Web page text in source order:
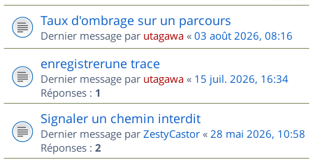
Taux d'ombrage sur un parcours
Dernier message par utagawa « 03 août 2026, 08:16
enregistrerune trace
Dernier message par utagawa « 15 juil. 2026, 16:34
Réponses : 1
Signaler un chemin interdit
Dernier message par ZestyCastor « 28 mai 2026, 10:58
Réponses : 2